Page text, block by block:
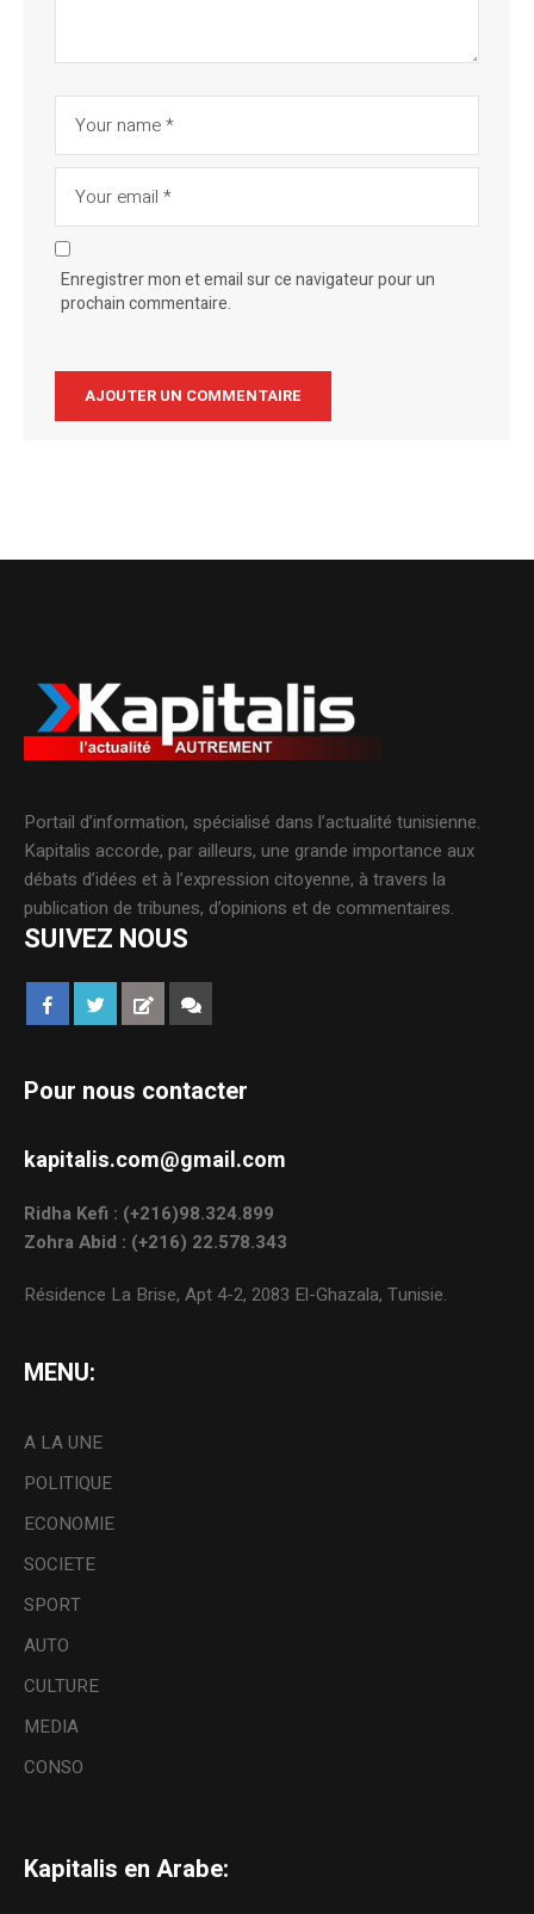
Enregistrer mon et email sur ce navigateur pour un
prochain commentaire.
Portail d’information, spécialisé dans l’actualité tunisienne.
Kapitalis accorde, par ailleurs, une grande importance aux
débats d’idées et à l’expression citoyenne, à travers la
publication de tribunes, d’opinions et de commentaires.
SUIVEZ NOUS
Pour nous contacter
kapitalis.com@gmail.com
Ridha Kefi : (+216)98.324.899
Zohra Abid : (+216) 22.578.343
Résidence La Brise, Apt 4-2, 2083 El-Ghazala, Tunisie.
MENU:
A LA UNE
POLITIQUE
ECONOMIE
SOCIETE
SPORT
AUTO
CULTURE
MEDIA
CONSO
Kapitalis en Arabe: